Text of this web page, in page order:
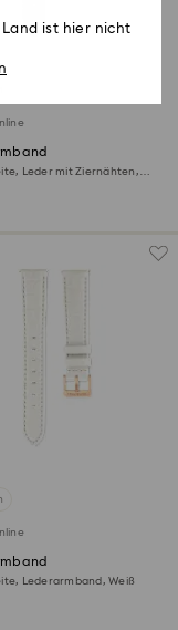
Leder mit Ziernähten,
Lederarmband, Weiß
ist hier nicht